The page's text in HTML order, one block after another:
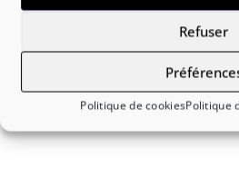
Refuser
Politique de cookiesPolitique
mis en